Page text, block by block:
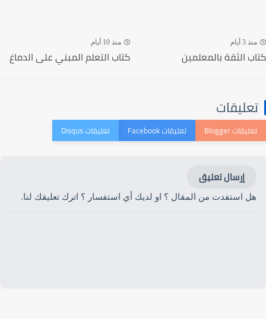
منذ 3 أيام
كتاب الثقة بالمعلمين
منذ 10 أيام
كتاب التعلم المبني على الدماغ
تعليقات
إرسال تعليق
هل استفدت من المقال ؟ او لديك أي استفسار ؟ اترك تعليقك لنا.